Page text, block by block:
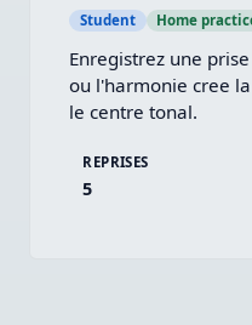
Student Home
Enregistrez une
ou l'harmonie cree
le centre tonal.
REPRISES
5